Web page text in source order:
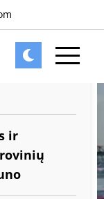
tiekimo
ir